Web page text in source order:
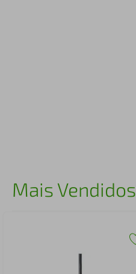
Mais Vendidos